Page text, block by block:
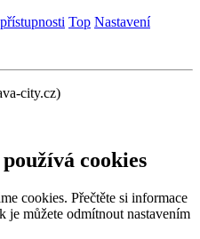
Top Nastavení
city.cz)
cookies
cookies. Přečtěte si informace
je můžete odmítnout nastavením